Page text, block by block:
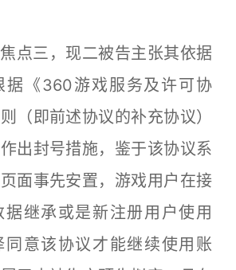
三，现二被告主张其依据
据《360游戏服务及许可协
（即前述协议的补充协议）
出封号措施，鉴于该协议系
面事先安置，游戏用户在接
据继承或是新注册用户使用
同意该协议才能继续使用账